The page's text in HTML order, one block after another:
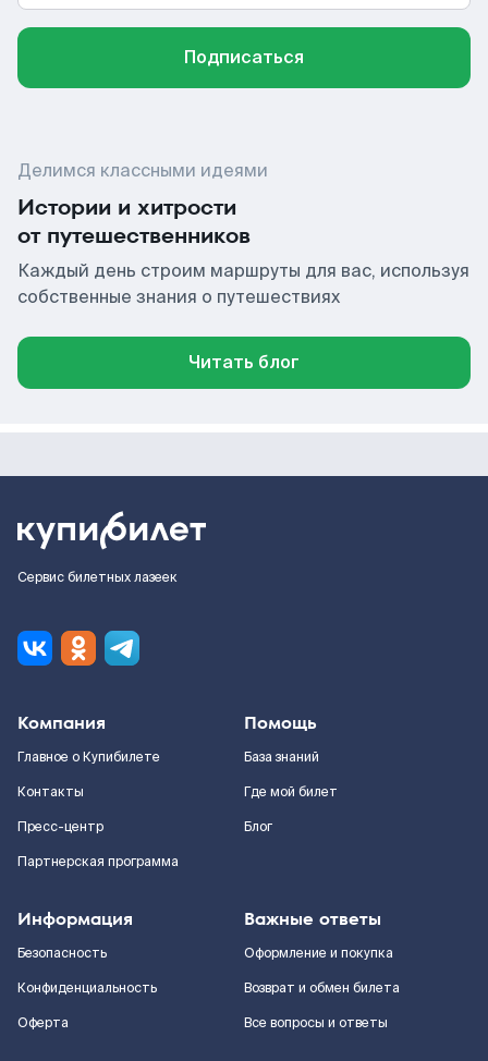
Подписаться
Делимся классными идеями
Истории и хитрости
от путешественников
Каждый день строим маршруты для вас, используя
собственные знания о путешествиях
Читать блог
Сервис билетных лазеек
Компания
Главное о Купибилете
Контакты
Пресс-центр
Партнерская программа
Помощь
База знаний
Где мой билет
Блог
Информация
Безопасность
Конфиденциальность
Оферта
Важные ответы
Оформление и покупка
Возврат и обмен билета
Все вопросы и ответы